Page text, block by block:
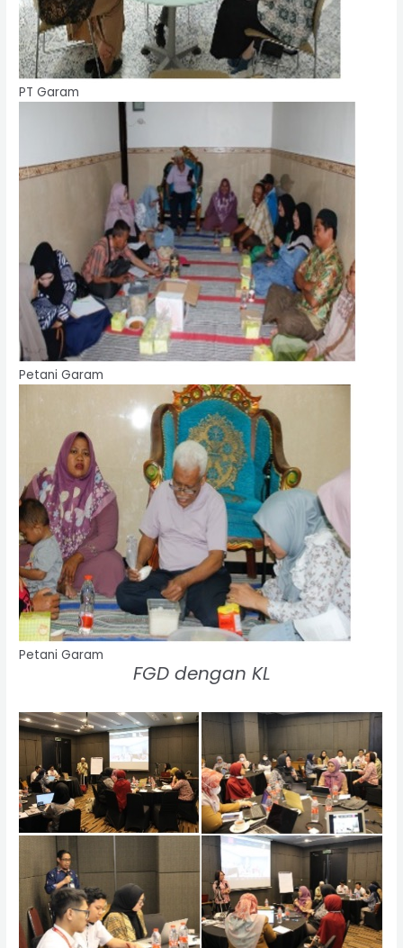
PT Garam
Petani Garam
Petani Garam
FGD dengan KL